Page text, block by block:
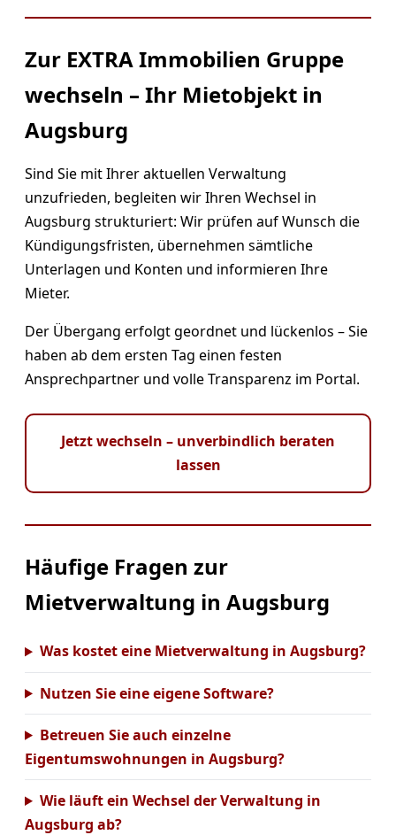
Zur EXTRA Immobilien Gruppe
wechseln – Ihr Mietobjekt in
Augsburg
Sind Sie mit Ihrer aktuellen Verwaltung
unzufrieden, begleiten wir Ihren Wechsel in
Augsburg strukturiert: Wir prüfen auf Wunsch die
Kündigungsfristen, übernehmen sämtliche
Unterlagen und Konten und informieren Ihre
Mieter.
Der Übergang erfolgt geordnet und lückenlos – Sie
haben ab dem ersten Tag einen festen
Ansprechpartner und volle Transparenz im Portal.
Jetzt wechseln – unverbindlich beraten
lassen
Häufige Fragen zur
Mietverwaltung in Augsburg
Was kostet eine Mietverwaltung in Augsburg?
Nutzen Sie eine eigene Software?
Betreuen Sie auch einzelne
Eigentumswohnungen in Augsburg?
Wie läuft ein Wechsel der Verwaltung in
Augsburg ab?